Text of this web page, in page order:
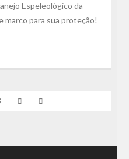
Espeleológico da
marco para sua proteção!